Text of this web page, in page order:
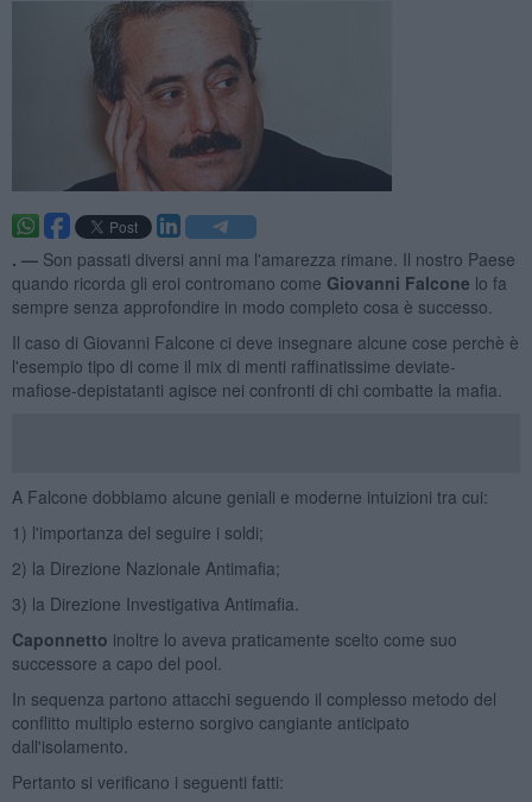
. — Son passati diversi anni ma l'amarezza rimane. Il nostro Paese
quando ricorda gli eroi contromano come Giovanni Falcone lo fa
sempre senza approfondire in modo completo cosa è successo.
Il caso di Giovanni Falcone ci deve insegnare alcune cose perchè è
l'esempio tipo di come il mix di menti raffinatissime deviate-
mafiose-depistatanti agisce nei confronti di chi combatte la mafia.
A Falcone dobbiamo alcune geniali e moderne intuizioni tra cui:
1) l'importanza del seguire i soldi;
2) la Direzione Nazionale Antimafia;
3) la Direzione Investigativa Antimafia.
Caponnetto inoltre lo aveva praticamente scelto come suo
successore a capo del pool.
In sequenza partono attacchi seguendo il complesso metodo del
conflitto multiplo esterno sorgivo cangiante anticipato
dall'isolamento.
Pertanto si verificano i seguenti fatti: